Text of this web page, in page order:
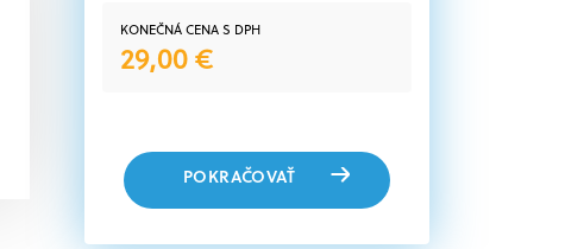
KONEČNÁ CENA S DPH
29,00 €
POKRAČOVAŤ